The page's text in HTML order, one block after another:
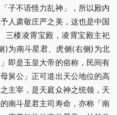
子不语怪力乱神」，所以殿内
人肃敬庄严之美，这也是中国
三楼凌霄宝殿，凌霄宝殿主祀
)为南斗星君、虎侧(右侧)为北
即是玉皇大帝的俗称，民间有
舅公」正可道出天公地位的高
主宰，是天庭众神之统领，天
南斗星君主司寿命，亦称「南